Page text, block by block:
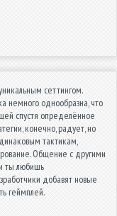
сеттингом.
немного однообразна, что
спустя определённое
конечно, радует, но
тактикам,
Общение с другими
ты любишь
добавят новые
геймплей.